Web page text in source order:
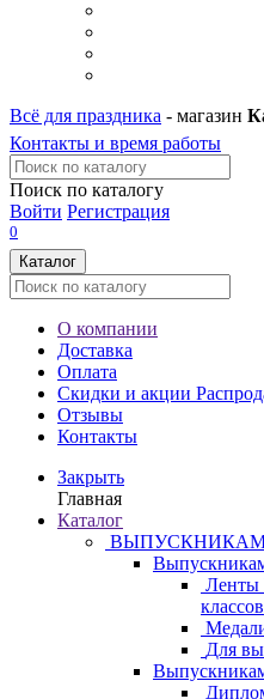
Всё для праздника - магазин
Контакты и время работы
Поиск по каталогу
Войти Регистрация
0
Каталог
О компании
Доставка
Оплата
Скидки и акции
Отзывы
Контакты
Закрыть
Главная
Каталог
Ленты
классов
Для